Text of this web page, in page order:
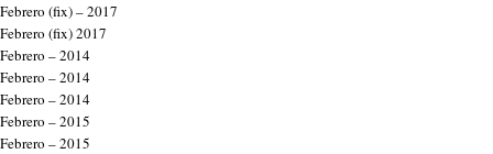
Febrero (fix) – 2017
Febrero (fix) 2017
Febrero – 2014
Febrero – 2014
Febrero – 2014
Febrero – 2015
Febrero – 2015